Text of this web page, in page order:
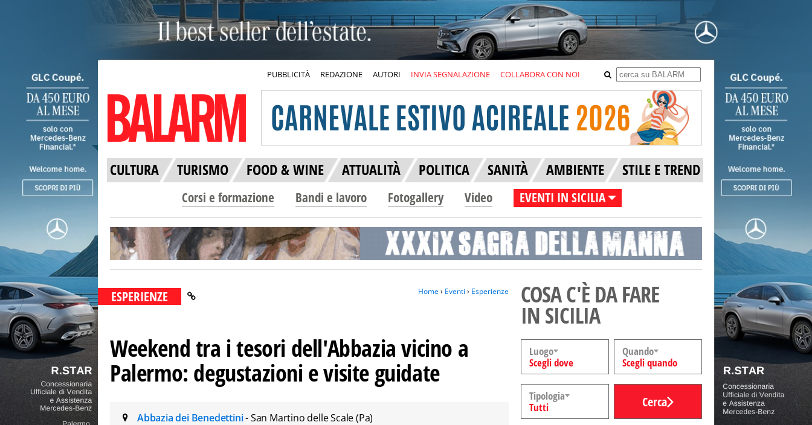
PUBBLICITÀ REDAZIONE AUTORI INVIA SEGNALAZIONE COLLABORA CON NOI
CULTURA TURISMO FOOD & WINE ATTUALITÀ POLITICA SANITÀ AMBIENTE STILE E TREND
Corsi e formazione Bandi e lavoro Fotogallery Video EVENTI IN SICILIA
ESPERIENZE Home› Eventi › Esperienze
Weekend tra i tesori dell'Abbazia vicino a
Palermo: degustazioni e visite guidate
Abbazia dei Benedettini- San Martino delle Scale (Pa)
COSA C'È DA FARE
IN SICILIA
Luogo
Scegli dove
Quando
Scegli quando
Tipologia
Tutti
Cerca